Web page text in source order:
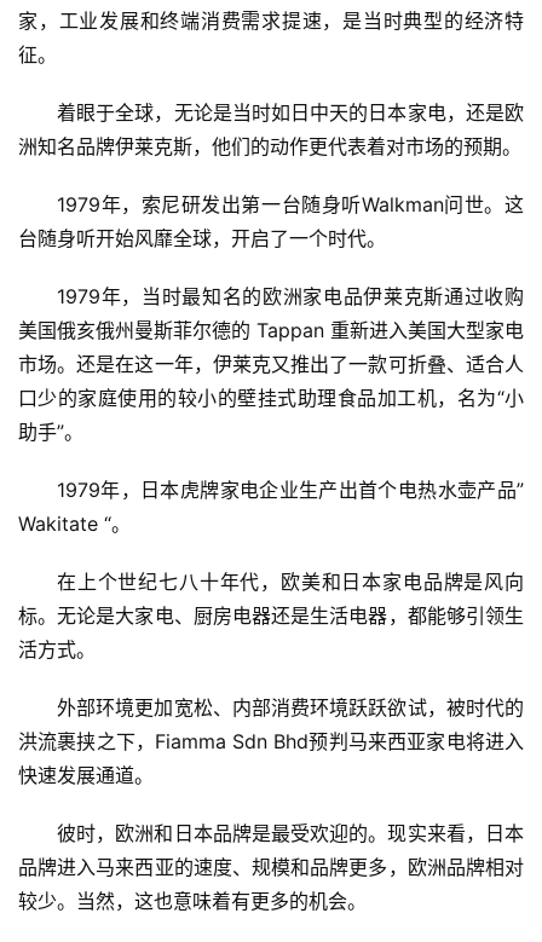
首
新
商
5
G
家，工业发展和终端消费需求提速，是当时典型的经济特
征。
着眼于全球，无论是当时如日中天的日本家电，还是欧
洲知名品牌伊莱克斯，他们的动作更代表着对市场的预期。
1979年，索尼研发出第一台随身听Walkman问世。这
台随身听开始风靡全球，开启了一个时代。
1979年，当时最知名的欧洲家电品伊莱克斯通过收购
美国俄亥俄州曼斯菲尔德的 Tappan 重新进入美国大型家电
市场。还是在这一年，伊莱克又推出了一款可折叠、适合人
口少的家庭使用的较小的壁挂式助理食品加工机，名为“小
助手”。
1979年，日本虎牌家电企业生产出首个电热水壶产品”
Wakitate “。
在上个世纪七八十年代，欧美和日本家电品牌是风向
标。无论是大家电、厨房电器还是生活电器，都能够引领生
活方式。
外部环境更加宽松、内部消费环境跃跃欲试，被时代的
洪流裹挟之下，Fiamma Sdn Bhd预判马来西亚家电将进入
快速发展通道。
彼时，欧洲和日本品牌是最受欢迎的。现实来看，日本
品牌进入马来西亚的速度、规模和品牌更多，欧洲品牌相对
较少。当然，这也意味着有更多的机会。